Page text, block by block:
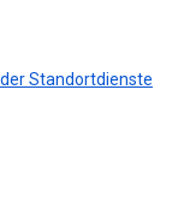
Standortdienste